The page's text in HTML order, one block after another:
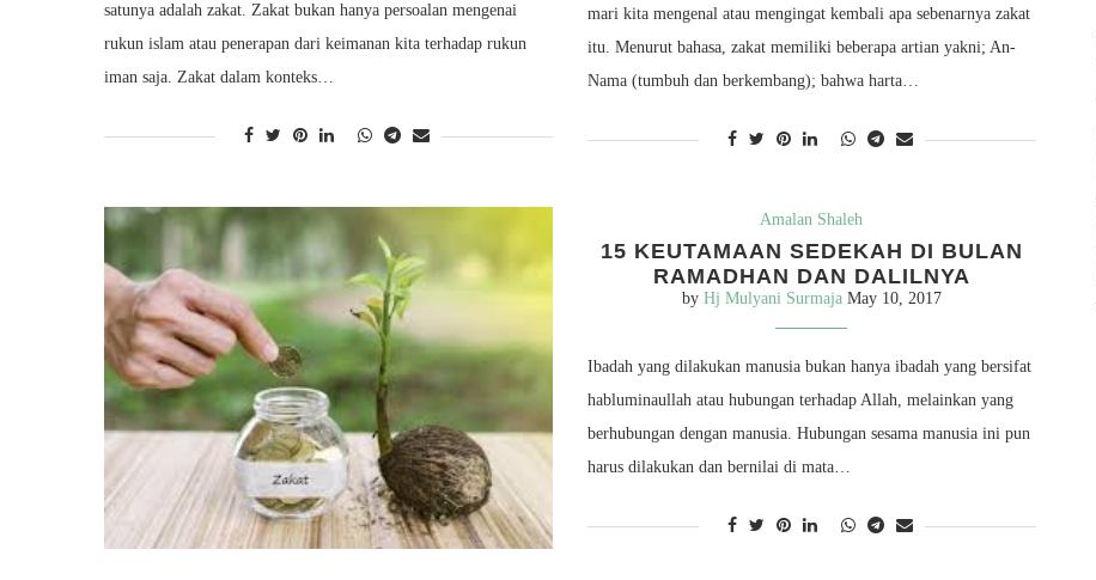
satunya adalah zakat. Zakat bukan hanya persoalan mengenai
rukun islam atau penerapan dari keimanan kita terhadap rukun
iman saja. Zakat dalam konteks…
mari kita mengenal atau mengingat kembali apa sebenarnya zakat
itu. Menurut bahasa, zakat memiliki beberapa artian yakni; An-
Nama (tumbuh dan berkembang); bahwa harta…
Amalan Shaleh
15 KEUTAMAAN SEDEKAH DI BULAN
RAMADHAN DAN DALILNYA
by Hj Mulyani Surmaja May 10, 2017
Ibadah yang dilakukan manusia bukan hanya ibadah yang bersifat
habluminaullah atau hubungan terhadap Allah, melainkan yang
berhubungan dengan manusia. Hubungan sesama manusia ini pun
harus dilakukan dan bernilai di mata…